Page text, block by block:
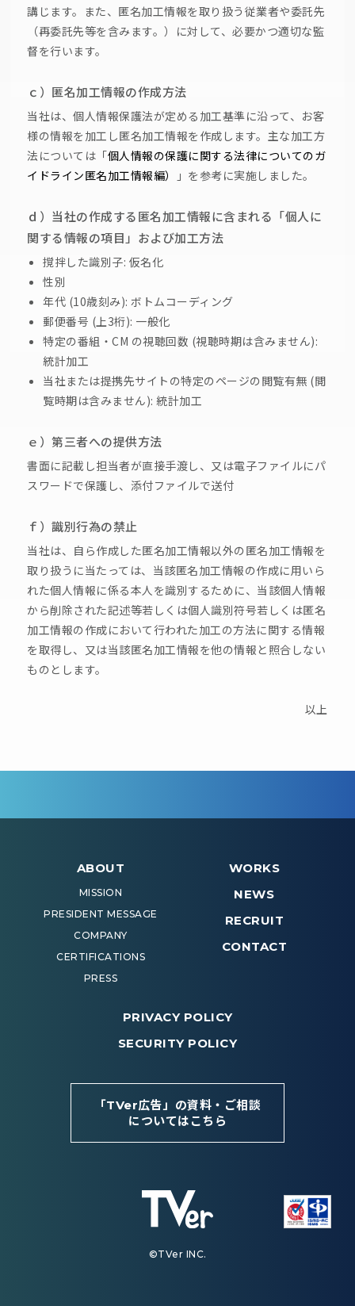
講じます。また、匿名加工情報を取り扱う従業者や委託先
（再委託先等を含みます。）に対して、必要かつ適切な監
督を行います。
ｃ）匿名加工情報の作成方法
当社は、個人情報保護法が定める加工基準に沿って、お客
様の情報を加工し匿名加工情報を作成します。主な加工方
法については「個人情報の保護に関する法律についてのガ
イドライン匿名加工情報編）
」を参考に実施しました。
ｄ）当社の作成する匿名加工情報に含まれる「個人に
関する情報の項目」および加工方法
撹拌した識別子: 仮名化
性別
年代 (10歳刻み): ボトムコーディング
郵便番号 (上3桁): 一般化
特定の番組・CM の視聴回数 (視聴時期は含みません):
統計加工
当社または提携先サイトの特定のページの閲覧有無 (閲
覧時期は含みません): 統計加工
ｅ）第三者への提供方法
書面に記載し担当者が直接手渡し、又は電子ファイルにパ
スワードで保護し、添付ファイルで送付
ｆ）識別行為の禁止
当社は、自ら作成した匿名加工情報以外の匿名加工情報を
取り扱うに当たっては、当該匿名加工情報の作成に用いら
れた個人情報に係る本人を識別するために、当該個人情報
から削除された記述等若しくは個人識別符号若しくは匿名
加工情報の作成において行われた加工の方法に関する情報
を取得し、又は当該匿名加工情報を他の情報と照合しない
ものとします。
以上
ABOUT
MISSION
PRESIDENT MESSAGE
COMPANY
CERTIFICATIONS
PRESS
WORKS
NEWS
RECRUIT
CONTACT
PRIVACY POLICY
SECURITY POLICY
「TVer広告」の資料・ご相談
についてはこちら
©TVer INC.